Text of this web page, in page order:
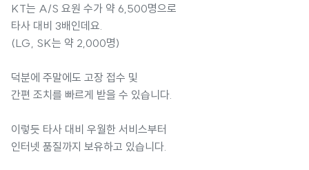
KT는 A/S 요원 수가 약 6,500명으로
타사 대비 3배인데요.
(LG, SK는 약 2,000명)
덕분에 주말에도 고장 접수 및
간편 조치를 빠르게 받을 수 있습니다.
이렇듯 타사 대비 우월한 서비스부터
인터넷 품질까지 보유하고 있습니다.